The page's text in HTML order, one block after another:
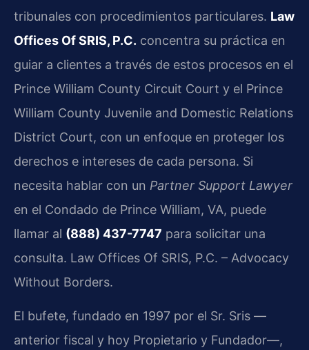
tribunales con procedimientos particulares. Law
Offices Of SRIS, P.C. concentra su práctica en
guiar a clientes a través de estos procesos en el
Prince William County Circuit Court y el Prince
William County Juvenile and Domestic Relations
District Court, con un enfoque en proteger los
derechos e intereses de cada persona. Si
necesita hablar con un Partner Support Lawyer
en el Condado de Prince William, VA, puede
llamar al (888) 437-7747 para solicitar una
consulta. Law Offices Of SRIS, P.C. – Advocacy
Without Borders.
El bufete, fundado en 1997 por el Sr. Sris —
anterior fiscal y hoy Propietario y Fundador—,